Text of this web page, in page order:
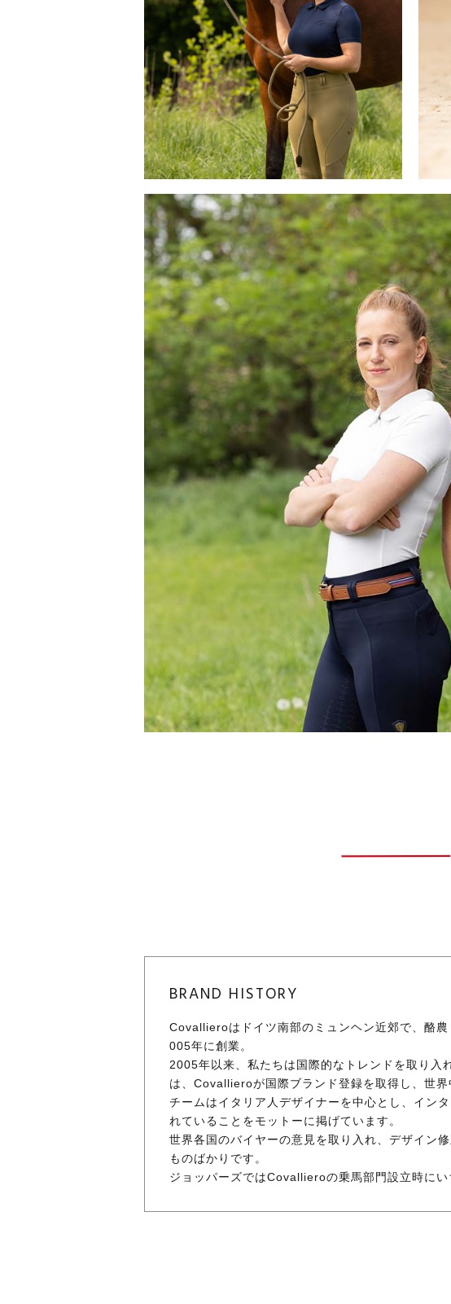
BRAND HISTORY
Covallieroはドイツ南部のミュンヘン近郊で、酪
005年に創業。
2005年以来、私たちは国際的なトレンドを取り入
は、Covallieroが国際ブランド登録を取得し、世界
チームはイタリア人デザイナーを中心とし、イン
れていることをモットーに掲げています。
世界各国のバイヤーの意見を取り入れ、デザイン
ものばかりです。
ジョッパーズではCovallieroの乗馬部門設立時に